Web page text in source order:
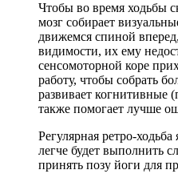
Чтобы во время ходьбы
мозг собирает
движемся спиной
видимости, их ему
сенсомоторной коре
работу, чтобы собрать
развивает когнитивные
также помогает лучше
Регулярная ретро-
легче будет выполнить
принять позу йоги для